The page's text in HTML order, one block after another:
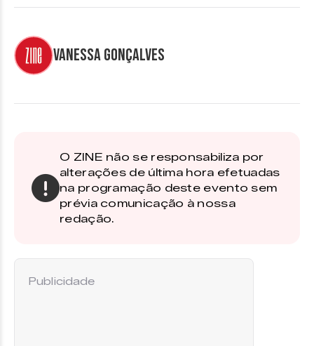
Vanessa Gonçalves
O ZINE não se responsabiliza por
alterações de última hora efetuadas
na programação deste evento sem
prévia comunicação à nossa
redação.
Publicidade